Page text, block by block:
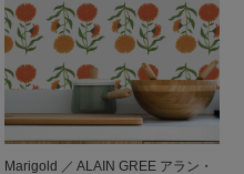
Marigold ／ ALAIN GREE アラン・